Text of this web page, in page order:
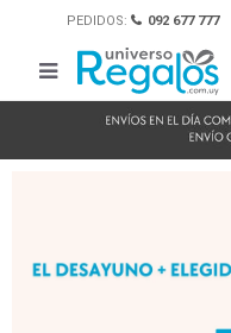
PEDIDOS: 092 677 777
